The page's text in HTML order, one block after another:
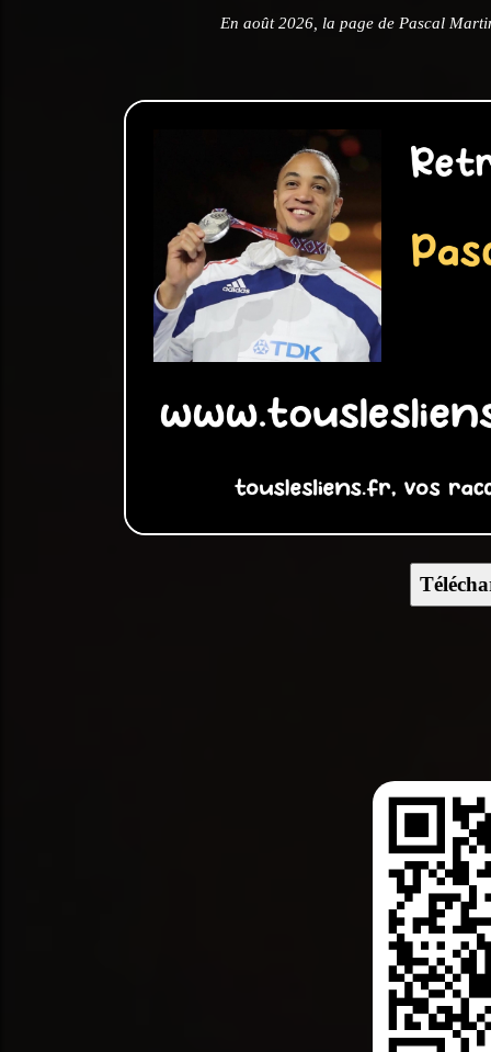
En août 2026, la page de Pascal